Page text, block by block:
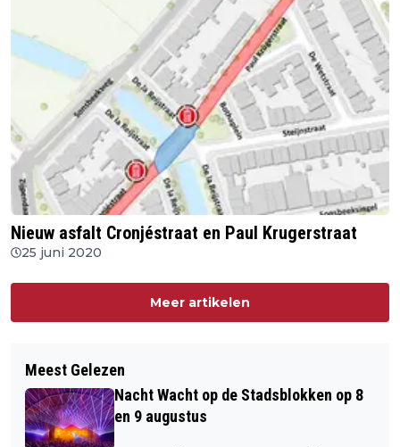
Nieuw asfalt Cronjéstraat en Paul Krugerstraat
25 juni 2020
Meer artikelen
Meest Gelezen
Nacht Wacht op de Stadsblokken op 8
en 9 augustus